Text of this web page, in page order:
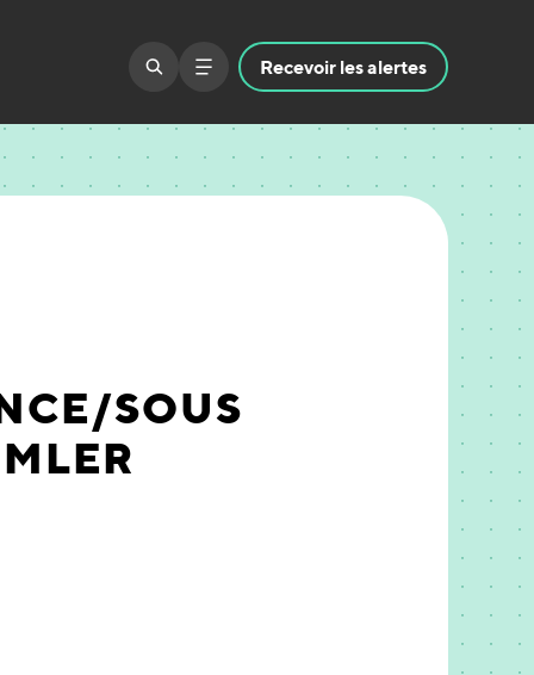
Recevoir les alertes
SOUS